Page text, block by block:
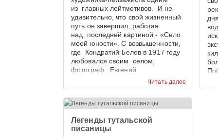
Читать далее
из главных лейтмотивов. И не
удивительно, что свой жизненный
путь он завершил, работая
над последней картиной - «Село
моей юности». С возвышенности,
где Кондратий Белов в 1917 году
любовался своим селом,
фотограф Евгений
Тамбовцев запечатлел панораму
приходиться признать, что 100 лет
назад сельская улица,
красивее.
Легенды тутальской
писаницы